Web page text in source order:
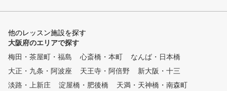
に合わせて丁寧にレッスンを行
楽しみながら続けられるのが魅
力です。 「ボールに当てる」
ことを意識するのではなく、ク
ラブの自然な動きを体に覚えさ
せることで、毎回同じように振
れる再現性の高いスイングを目
を完備しており、実践に
きます!!
他のレッスン施設を探す
大阪府のエリアで探す
梅田・茶屋町・福島
心斎橋・本町
なんば・日本橋
大正・九条・阿波座
天王寺・阿倍野
新大阪・十三
淡路・上新庄
淀屋橋・肥後橋
天満・天神橋・南森町